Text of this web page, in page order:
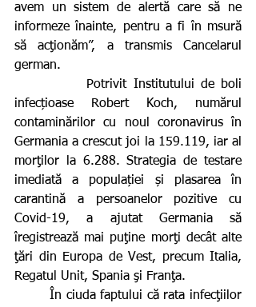
avem un sistem de alertă care să ne
informeze înainte, pentru a fi în msură
să acţionăm”, a transmis Cancelarul
german.
infecțioase Robert Koch, numărul
contaminărilor cu noul coronavirus în
Germania a crescut joi la 159.119, iar al
morţilor la 6.288. Strategia de testare
imediată a populației și plasarea în
carantină a persoanelor pozitive cu
Covid-19, a ajutat Germania să
îregistrează mai puţine morţi decât alte
ţări din Europa de Vest, precum Italia,
Regatul Unit, Spania şi Franţa.
        În ciuda faptului că rata infecţiilor